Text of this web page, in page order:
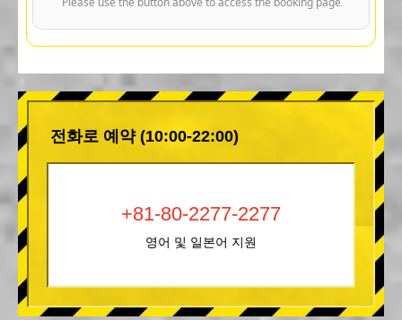
전화로 예약 (10:00-22:00)
+81-80-2277-2277
영어 및 일본어 지원